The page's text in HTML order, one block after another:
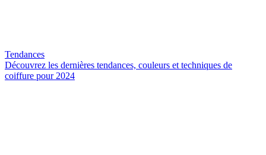
Tendances
Découvrez les dernières tendances, couleurs et techniques de
coiffure pour 2024